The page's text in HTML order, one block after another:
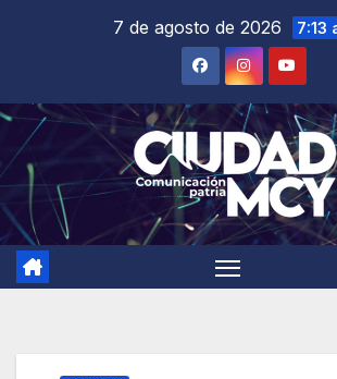
7 de agosto de 2026 7:13